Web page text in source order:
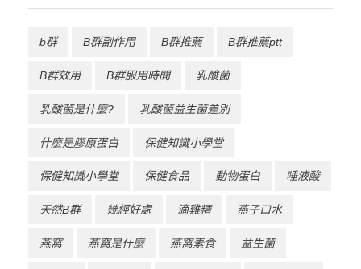
b群 B群副作用 B群推薦 B群推薦ptt
B群效用 B群服用時間 乳酸菌
乳酸菌是什麼? 乳酸菌益生菌差別
什麼是膠原蛋白 保健知識小學堂
保健知識小學堂 保健食品 動物蛋白 唾液酸
天然B群 幾經好處 滴雞精 燕子口水
燕窩 燕窩是什麼 燕窩素食 益生菌